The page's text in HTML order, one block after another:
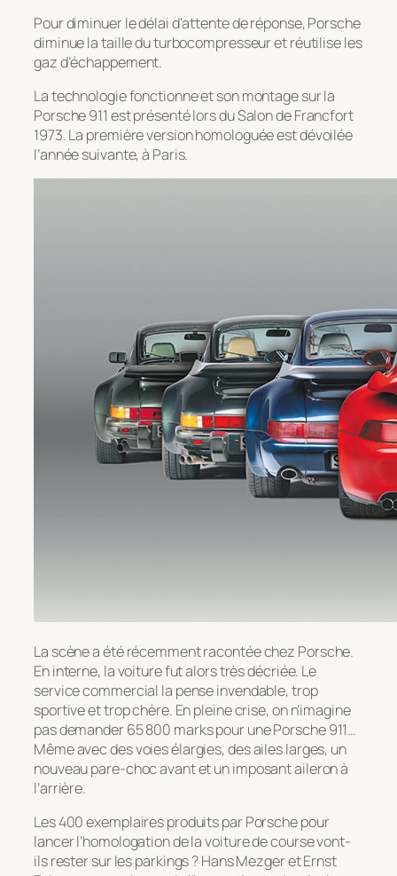
Pour diminuer le délai d’attente de réponse, Porsche
diminue la taille du turbocompresseur et réutilise les
gaz d’échappement.
La technologie fonctionne et son montage sur la
Porsche 911 est présenté lors du Salon de Francfort
1973. La première version homologuée est dévoilée
l’année suivante, à Paris.
La scène a été récemment racontée chez Porsche.
En interne, la voiture fut alors très décriée. Le
service commercial la pense invendable, trop
sportive et trop chère. En pleine crise, on n’imagine
pas demander 65 800 marks pour une Porsche 911…
Même avec des voies élargies, des ailes larges, un
nouveau pare-choc avant et un imposant aileron à
l’arrière.
Les 400 exemplaires produits par Porsche pour
lancer l’homologation de la voiture de course vont-
ils rester sur les parkings ? Hans Mezger et Ernst